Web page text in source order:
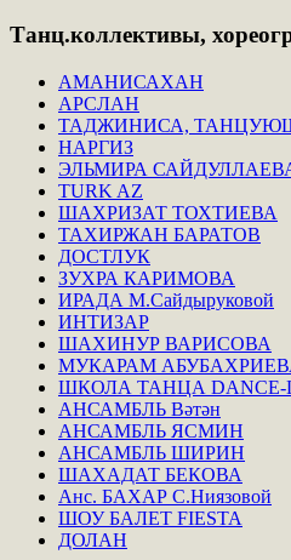
Танц.коллективы,
АМАНИСАХАН
АРСЛАН
ТАДЖИНИСА,
НАРГИЗ
ЭЛЬМИРА
TURK AZ
ШАХРИЗАТ ТОХТИЕВА
ТАХИРЖАН БАРАТОВ
ДОСТЛУК
ЗУХРА КАРИМОВА
ИРАДА М.Сайдыруковой
ИНТИЗАР
ШАХИНУР ВАРИСОВА
МУКАРАМ
ШКОЛА ТАНЦА DANCE-
АНСАМБЛЬ Вәтән
АНСАМБЛЬ ЯСМИН
АНСАМБЛЬ ШИРИН
ШАХАДАТ БЕКОВА
Анс. БАХАР С.Ниязовой
ШОУ БАЛЕТ FIESTA
ДОЛАН